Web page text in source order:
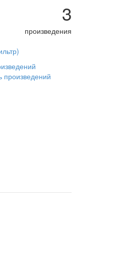
3
произведения
произведений